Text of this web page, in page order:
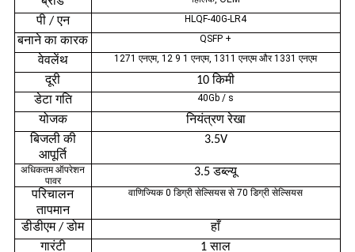
पी / एन HLQF-40G-LR4
बनाने का कारक QSFP +
वेवलेंथ 1271 एनएम, 12 9 1 एनएम, 1311 एनएम और 1331 एनएम
दूरी
10 किमी
डेटा गति
40Gb / s
योजक
नियंत्रण रेखा
बिजली की
आपूर्ति
3.5V
अधिकतम ऑपरेशन
पावर
3.5 डब्ल्यू
परिचालन
तापमान
वाणिज्यिक 0 डिग्री सेल्सियस से 70 डिग्री सेल्सियस
डीडीएम / डोम
हाँ
गारंटी
1 साल